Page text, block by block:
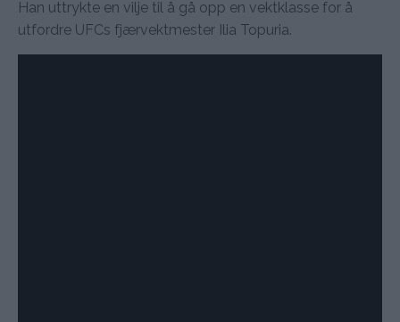
Han uttrykte en vilje til å gå opp en vektklasse for å
utfordre UFCs fjærvektmester Ilia Topuria.